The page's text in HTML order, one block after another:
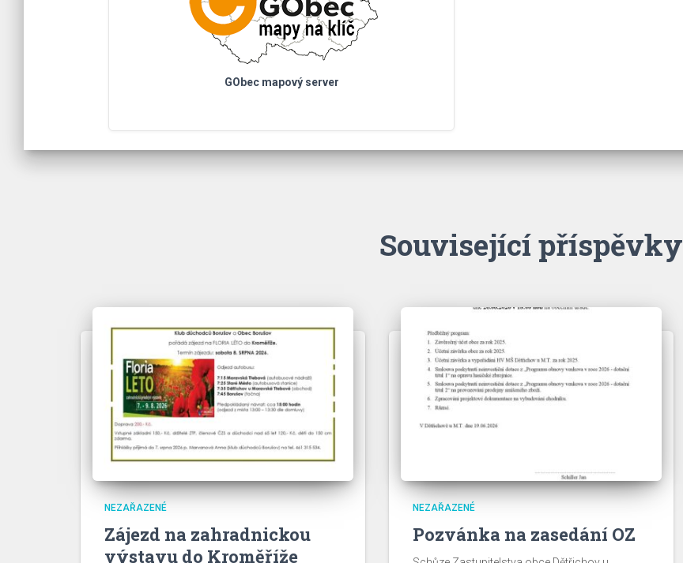
GObec mapový server
Související příspěvky
NEZAŘAZENÉ
Zájezd na zahradnickou
výstavu do Kroměříže
NEZAŘAZENÉ
Pozvánka na zasedání OZ